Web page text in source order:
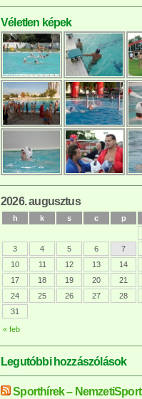
Véletlen képek
2026. augusztus
h k s c p
« feb
3
4 5 6 7
10
11 12 13 14
17
18 19 20 21
24
25 26 27 28
31
Legutóbbi hozzászólások
Sporthírek – NemzetiSport